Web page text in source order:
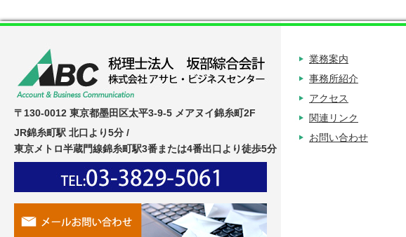
〒130-0012 東京都墨田区太平3-9-5 メアヌイ錦糸町2F
JR錦糸町駅 北口より5分 /
東京メトロ半蔵門線錦糸町駅3番または4番出口より徒歩5分
業務案内
事務所紹介
アクセス
関連リンク
お問い合わせ